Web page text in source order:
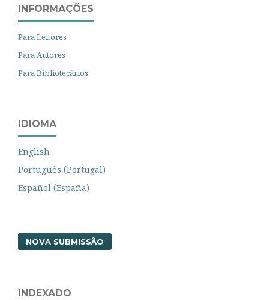
INFORMAÇÕES
Para Leitores
Para Autores
Para Bibliotecários
IDIOMA
English
Português (Portugal)
Español (España)
NOVA SUBMISSÃO
INDEXADO